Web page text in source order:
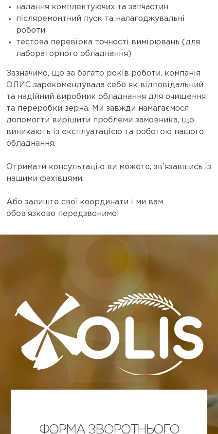
надання комплектуючих та запчастин
післяремонтний пуск та налагоджувальні
роботи
тестова перевірка точності вимірювань (для
лабораторного обладнання)
Зазначимо, що за багато років роботи, компанія
ОЛИС зарекомендувала себе як відповідальний
та надійний виробник обладнання для очищення
та переробки зерна. Ми завжди намагаємося
допомогти вирішити проблеми замовника, що
виникають із експлуатацією та роботою нашого
обладнання.
Отримати консультацію ви можете, зв’язавшись із
нашими фахівцями.
Або залиште свої координати і ми вам
обов’язково передзвонимо!
ФОРМА ЗВОРОТНЬОГО